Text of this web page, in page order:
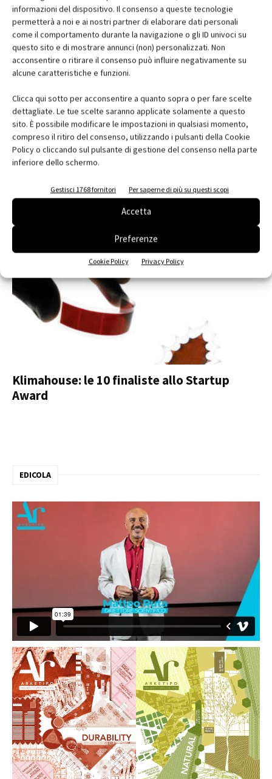
informazioni del dispositivo. Il consenso a queste tecnologie
permetterà a noi e ai nostri partner di elaborare dati personali
come il comportamento durante la navigazione o gli ID univoci su
questo sito e di mostrare annunci (non) personalizzati. Non
acconsentire o ritirare il consenso può influire negativamente su
alcune caratteristiche e funzioni.
Clicca qui sotto per acconsentire a quanto sopra o per fare scelte
dettagliate. Le tue scelte saranno applicate solamente a questo
sito. È possibile modificare le impostazioni in qualsiasi momento,
compreso il ritiro del consenso, utilizzando i pulsanti della Cookie
Policy o cliccando sul pulsante di gestione del consenso nella parte
inferiore dello schermo.
Gestisci 1768 fornitori Per saperne di più su questi scopi
Accetta
Preferenze
Cookie Policy Privacy Policy
Gaia, modulo abitativo stampato in 3D –
WASP
Klimahouse 2018, un’edizione di successo
Klimahouse: le 10 finaliste allo Startup
Award
EDICOLA